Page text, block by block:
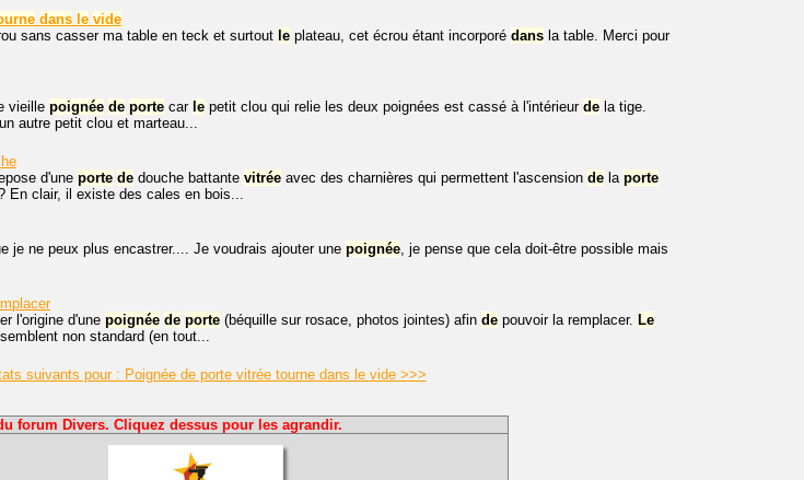
dans le vide
sans casser ma table en teck et surtout le plateau, cet écrou étant incorporé dans la table. Merci pour
vieille poignée de porte car le petit clou qui relie les deux poignées est cassé à l'intérieur de la tige.
autre petit clou et marteau...
d'une porte de douche battante vitrée avec des charnières qui permettent l'ascension de la porte
En clair, il existe des cales en bois...
je ne peux plus encastrer.... Je voudrais ajouter une poignée, je pense que cela doit-être possible mais
l'origine d'une poignée de porte (béquille sur rosace, photos jointes) afin de pouvoir la remplacer. Le
non standard (en tout...
suivants pour : Poignée de porte vitrée tourne dans le vide >>>
forum Divers. Cliquez dessus pour les agrandir.